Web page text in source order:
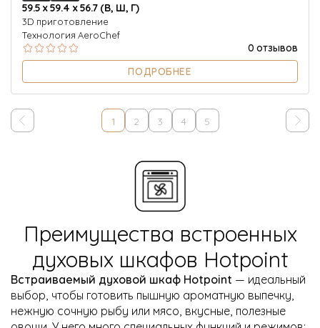
59.5 х 59.4 х 56.7 (В, Ш, Г)
3D приготовление
Технология AeroChef
0 отзывов
ПОДРОБНЕЕ
1 2 3 4 5
Преимущества встроенных
духовых шкафов Hotpoint
Встраиваемый духовой шкаф Hotpoint — идеальный
выбор, чтобы готовить пышную ароматную выпечку,
нежную сочную рыбу или мясо, вкусные, полезные